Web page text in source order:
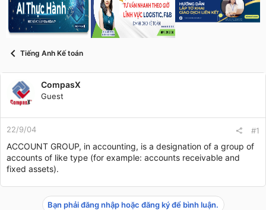
d
s
a
r
ử
i
Tiếng Anh Kế toán
CompasX
Guest
22/9/04 #1
ACCOUNT GROUP, in accounting, is a designation of a group of
accounts of like type (for example: accounts receivable and
fixed assets).
Bạn phải đăng nhập hoặc đăng ký để bình luận.